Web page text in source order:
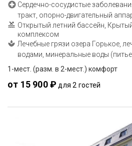
Сердечно-сосудистые
тракт, опорно-двигательный
Открытый летний бассейн,
комплексом
Лечебные грязи озера Горькое,
водами, минеральные воды
1-мест. (разм. в 2-мест.) комфорт
от 15 900 ₽ для 2 гостей